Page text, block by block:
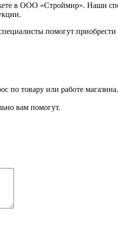
в ООО «Строймир». Наши
помогут
по товару или работе магазина.
вам помогут.